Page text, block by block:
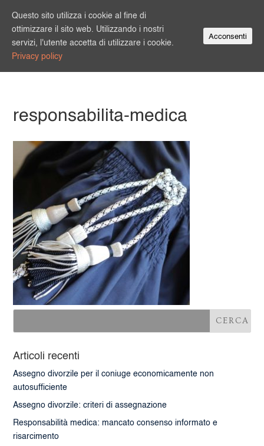
responsabilita-medica
Articoli recenti
Assegno divorzile per il coniuge economicamente non
autosufficiente
Assegno divorzile: criteri di assegnazione
Responsabilità medica: mancato consenso informato e
risarcimento
Questo sito utilizza i cookie al fine di
ottimizzare il sito web. Utilizzando i nostri
servizi, l'utente accetta di utilizzare i cookie.
Privacy policy
Acconsenti